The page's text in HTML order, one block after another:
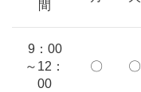
間
9：00
～12：
00
〇 〇